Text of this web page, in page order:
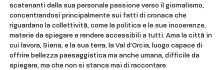
scatenanti della sua personale passione verso il giornalismo,
concentrandosi principalmente sui fatti di cronaca che
riguardano la collettività, come la politica e le sue incoerenze,
materie da spiegare e rendere accessibili a tutti. Ama la città in
cui lavora, Siena, e la sua terra, la Val d’Orcia, luogo capace di
offrire bellezza paesaggistica ma anche umana, difficile da
spiegare, ma che non si stanca mai di raccontare.